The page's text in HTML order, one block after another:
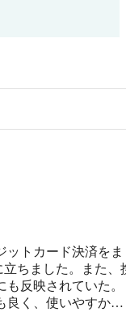
ットカード決済をま
ちました。また、
反映されていた。
良く、使いやすかっ